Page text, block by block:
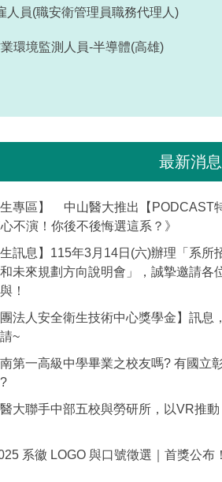
人員(職安衛管理員職務代理人)
環境監測人員-半導體(高雄)
最新消息
專區】
中山醫大推出【PODCAST
不演！你後不後悔選這系？》
生訊息】115年3月14日(六)辦理「系所
未來規劃方向說明會」，誠摯邀請各
！
團法人安全衛生技術中心獎學金】訊息
~
第一高級中學畢業之校友嗎? 有國立
大聯手中部五校與勞研所，以VR推動
系徽 LOGO 與口號徵選｜首獎公布